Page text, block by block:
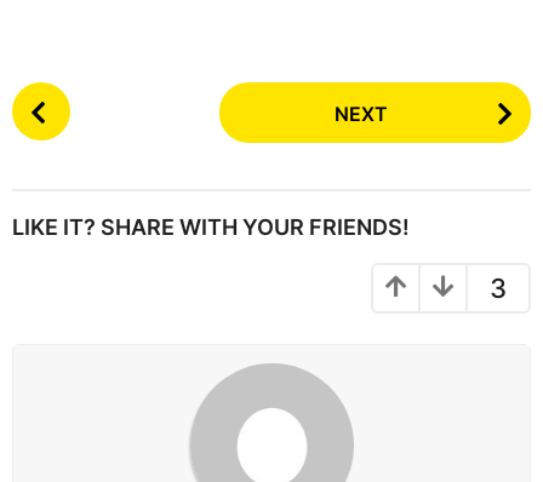
P
o
P
NEXT
LIKE IT? SHARE WITH YOUR FRIENDS!
3